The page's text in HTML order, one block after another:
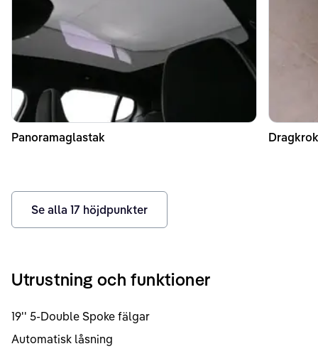
Panoramaglastak
Se alla 17 höjdpunkter
Utrustning och funktioner
19'' 5-Double Spoke fälgar
Automatisk låsning